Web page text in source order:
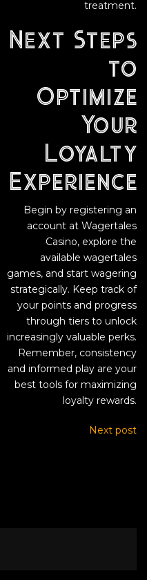
treatment.
Next Steps
to
Optimize
Your
Loyalty
Experience
Begin by registering an
account at Wagertales
Casino, explore the
available wagertales
games, and start wagering
strategically. Keep track of
your points and progress
through tiers to unlock
increasingly valuable perks.
Remember, consistency
and informed play are your
best tools for maximizing
loyalty rewards.
Next post